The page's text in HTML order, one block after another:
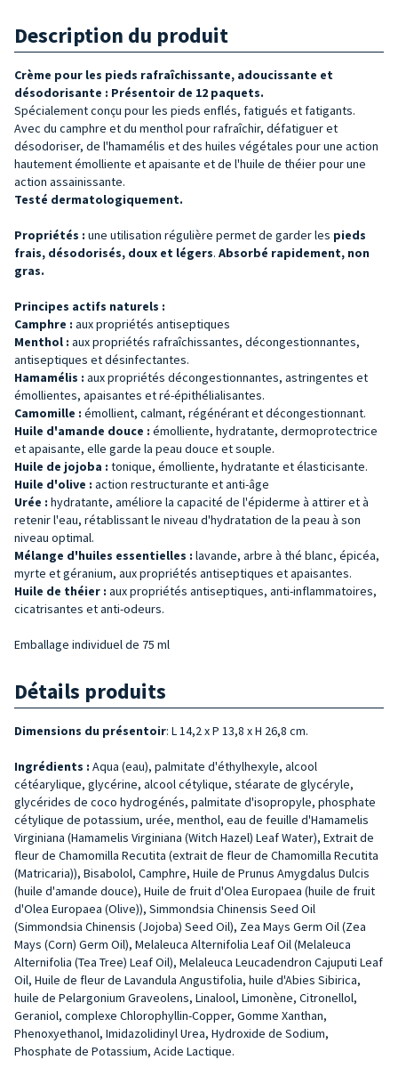
Description du produit
Crème pour les pieds rafraîchissante, adoucissante et
désodorisante : Présentoir de 12 paquets.
Spécialement conçu pour les pieds enflés, fatigués et fatigants.
Avec du camphre et du menthol pour rafraîchir, défatiguer et
désodoriser, de l'hamamélis et des huiles végétales pour une action
hautement émolliente et apaisante et de l'huile de théier pour une
action assainissante.
Testé dermatologiquement.
Propriétés : une utilisation régulière permet de garder les pieds
frais, désodorisés, doux et légers. Absorbé rapidement, non
gras.
Principes actifs naturels :
Camphre : aux propriétés antiseptiques
Menthol : aux propriétés rafraîchissantes, décongestionnantes,
antiseptiques et désinfectantes.
Hamamélis : aux propriétés décongestionnantes, astringentes et
émollientes, apaisantes et ré-épithélialisantes.
Camomille : émollient, calmant, régénérant et décongestionnant.
Huile d'amande douce : émolliente, hydratante, dermoprotectrice
et apaisante, elle garde la peau douce et souple.
Huile de jojoba : tonique, émolliente, hydratante et élasticisante.
Huile d'olive : action restructurante et anti-âge
Urée : hydratante, améliore la capacité de l'épiderme à attirer et à
retenir l'eau, rétablissant le niveau d'hydratation de la peau à son
niveau optimal.
Mélange d'huiles essentielles : lavande, arbre à thé blanc, épicéa,
myrte et géranium, aux propriétés antiseptiques et apaisantes.
Huile de théier : aux propriétés antiseptiques, anti-inflammatoires,
cicatrisantes et anti-odeurs.
Emballage individuel de 75 ml
Détails produits
Dimensions du présentoir: L 14,2 x P 13,8 x H 26,8 cm.
Ingrédients : Aqua (eau), palmitate d'éthylhexyle, alcool
cétéarylique, glycérine, alcool cétylique, stéarate de glycéryle,
glycérides de coco hydrogénés, palmitate d'isopropyle, phosphate
cétylique de potassium, urée, menthol, eau de feuille d'Hamamelis
Virginiana (Hamamelis Virginiana (Witch Hazel) Leaf Water), Extrait de
fleur de Chamomilla Recutita (extrait de fleur de Chamomilla Recutita
(Matricaria)), Bisabolol, Camphre, Huile de Prunus Amygdalus Dulcis
(huile d'amande douce), Huile de fruit d'Olea Europaea (huile de fruit
d'Olea Europaea (Olive)), Simmondsia Chinensis Seed Oil
(Simmondsia Chinensis (Jojoba) Seed Oil), Zea Mays Germ Oil (Zea
Mays (Corn) Germ Oil), Melaleuca Alternifolia Leaf Oil (Melaleuca
Alternifolia (Tea Tree) Leaf Oil), Melaleuca Leucadendron Cajuputi Leaf
Oil, Huile de fleur de Lavandula Angustifolia, huile d'Abies Sibirica,
huile de Pelargonium Graveolens, Linalool, Limonène, Citronellol,
Geraniol, complexe Chlorophyllin-Copper, Gomme Xanthan,
Phenoxyethanol, Imidazolidinyl Urea, Hydroxide de Sodium,
Phosphate de Potassium, Acide Lactique.